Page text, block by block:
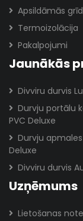
Apsildāmās
Termoizolācija
Pakalpojumi
Jaunākās
Divviru durvis
Durvju portālu
PVC Deluxe
Durvju
Deluxe
Divviru durvis
Uzņēmums
Lietošanas